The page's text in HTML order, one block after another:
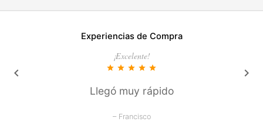
Experiencias de Compra
¡Excelente!
star star star star star
Llegó muy rápido
– Francisco
keyboard_arrow_left keyboard_arrow_right